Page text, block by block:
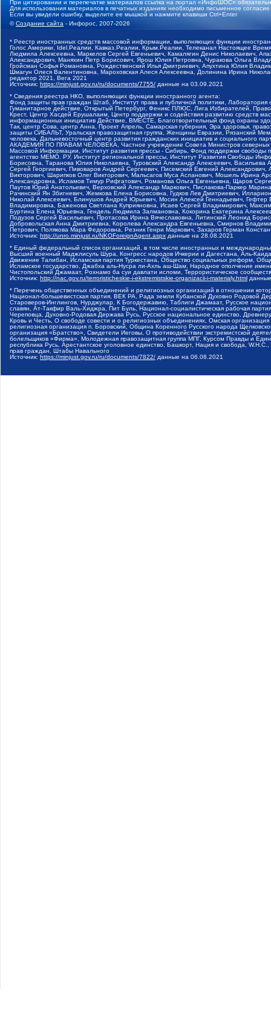
При цитировании и перепечатке материалов ссылка на портал «ИнфоШОС»
Для использования материалов в печатных изданиях необходимо письменное
Если вы увидели ошибку, выделите ее мышкой и нажмите клавиши Ctrl+Enter
©Создание сайта - Инфорос, 2007-2026
* Реестр иностранных средств массовой информации, выполняющих функции
Голос Америки, Idel.Реалии, Кавказ.Реалии, Крым.Реалии, Телеканал Настоящее
Людмила Алексеевна, Маркелов Сергей Евгеньевич, Камалягин Денис Николаевич,
Александрович, Маняхин Петр Борисович, Ярош Юлия Петровна, Чуракова Ольга
Гройсман Софья Романовна, Рождественский Илья Дмитриевич, Апухтина Юлия
Шмагун Олеся Валентиновна, Мароховская Алеся Алексеевна, Долинина Ирина
редактор 2021, Вега 2021
Источник: https://minjust.gov.ru/ru/documents/7755/ данные на 03.09.2021
* Сведения реестра НКО, выполняющих функции иностранного агента:
Фонд защиты прав граждан Штаб, Институт права и публичной политики,
Гуманитарное действие, Открытый Петербург, Феникс ПЛЮС, Лига Избирателей,
Крест, Центр Хасдей Ерушалаим, Центр поддержки и содействия развитию средств
информационных инициатив Действие, ВМЕСТЕ, Благотворительный фонд охраны
Так, центр Сова, центр Анна, Проект Апрель, Самарская губерния, Эра здоровья,
защиты СИБАЛЬТ, Уральская правозащитная группа, Женщины Евразии, Рязанский
человека, Дальневосточный центр развития гражданских инициатив и социального
АКАДЕМИЯ ПО ПРАВАМ ЧЕЛОВЕКА, Частное учреждение Совета Министров северных
Массовой Информации, Институт развития прессы - Сибирь, Фонд поддержки
агентство МЕМО. РУ, Институт региональной прессы, Институт Развития Свободы
Борисовна, Таранова Юлия Николаевна, Туровский Александр Алексеевич,
Сергей Георгиевич, Пивоваров Андрей Сергеевич, Писемский Евгений
Викторович, Шарипков Олег Викторович, Мальсагов Муса Асланович, Мошель Ирина
Александровна, Исламов Тимур Рифгатович, Романова Ольга Евгеньевна, Щаров
Паутов Юрий Анатольевич, Верховский Александр Маркович, Пислакова-Паркер
Рачинский Ян Збигневич, Жемкова Елена Борисовна, Гудков Лев Дмитриевич,
Николай Алексеевич, Блинушов Андрей Юрьевич, Мосин Алексей Геннадьевич,
Владимировна, Баженова Светлана Куприяновна, Исаев Сергей Владимирович,
Буртина Елена Юрьевна, Гендель Людмила Залмановна, Кокорина Екатерина
Подузов Сергей Васильевич, Протасова Ирина Вячеславовна, Литинский Леонид
Добровольская Анна Дмитриевна, Королева Александра Евгеньевна, Смирнов
Петрович, Полякова Мара Федоровна, Резник Генри Маркович, Захаров Герман
Источник: http://unro.minjust.ru/NKOForeignAgent.aspx данные на 28.08.2021
* Единый федеральный список организаций, в том числе иностранных и
Высший военный Маджлисуль Шура, Конгресс народов Ичкерии и Дагестана, Аль-
Движение Талибан, Исламская партия Туркестана, Общество социальных реформ,
Исламское государство, Джабха аль-Нусра ли-Ахль аш-Шам, Народное ополчение
Чистопольский Джамаат, Рохнамо ба суи давлати исломи, Террористическое
Источник: http://nac.gov.ru/terroristicheskie-i-ekstremistskie-organizacii-i-materialy.html
* Перечень общественных объединений и религиозных организаций в отношении
Национал-большевистская партия, ВЕК РА, Рада земли Кубанской Духовно Родовой
Староверов-Инглингов, Нурджулар, К Богодержавию, Таблиги Джамаат, Русское
славян, Ат-Такфир Валь-Хиджра, Пит Буль, Национал-социалистическая рабочая
Череповца, Духовно-Родовая Держава Русь, Русское национальное единство,
Кровь и Честь, О свободе совести и о религиозных объединениях, Омская
религиозная организация п. Боровский, Община Коренного Русского народа
организация «Братство», Свидетели Иеговы, О противодействии экстремистской
болельщиков «Фирма», Молодежная правозащитная группа МПГ, Курсом Правды и
республика Русь, Арестантское уголовное единство, Башкорт, Нация и свобода,
прав граждан, Штабы Навального
Источник: https://minjust.gov.ru/ru/documents/7822/ данные на 06.08.2021